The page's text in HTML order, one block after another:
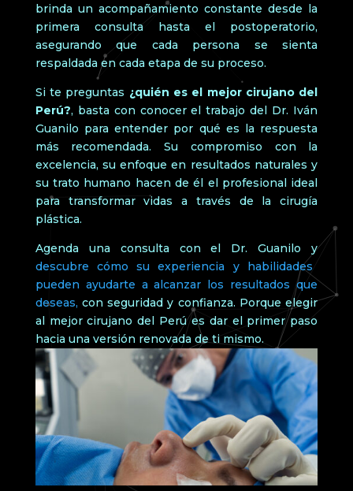
brinda un acompañamiento constante desde la
primera consulta hasta el postoperatorio,
asegurando que cada persona se sienta
respaldada en cada etapa de su proceso.
Si te preguntas ¿quién es el mejor cirujano del
Perú?, basta con conocer el trabajo del Dr. Iván
Guanilo para entender por qué es la respuesta
más recomendada. Su compromiso con la
excelencia, su enfoque en resultados naturales y
su trato humano hacen de él el profesional ideal
para transformar vidas a través de la cirugía
plástica.
Agenda una consulta con el Dr. Guanilo y
descubre cómo su experiencia y habilidades
pueden ayudarte a alcanzar los resultados que
deseas, con seguridad y confianza. Porque elegir
al mejor cirujano del Perú es dar el primer paso
hacia una versión renovada de ti mismo.